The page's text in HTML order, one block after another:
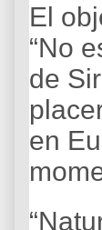
El
“No
de
en